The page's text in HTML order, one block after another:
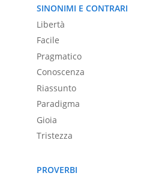
SINONIMI E CONTRARI
Libertà
Facile
Pragmatico
Conoscenza
Riassunto
Paradigma
Gioia
Tristezza
PROVERBI